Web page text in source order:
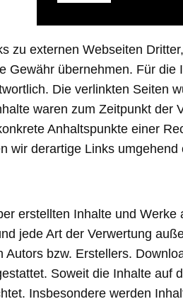
zu externen Webseiten
Gewähr übernehmen. Für
Die verlinkten Seiten
waren zum Zeitpunkt
Anhaltspunkte einer
wir derartige Links umgehend
erstellten Inhalte und
jede Art der Verwertung
Autors bzw. Erstellers.
Soweit die Inhalte
Insbesondere werden